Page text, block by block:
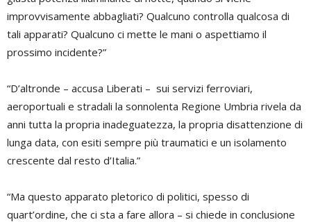
improvvisamente abbagliati? Qualcuno controlla qualcosa di
tali apparati? Qualcuno ci mette le mani o aspettiamo il
prossimo incidente?”
“D’altronde – accusa Liberati – sui servizi ferroviari,
aeroportuali e stradali la sonnolenta Regione Umbria rivela da
anni tutta la propria inadeguatezza, la propria disattenzione di
lunga data, con esiti sempre più traumatici e un isolamento
crescente dal resto d’Italia.”
“Ma questo apparato pletorico di politici, spesso di
quart’ordine, che ci sta a fare allora – si chiede in conclusione